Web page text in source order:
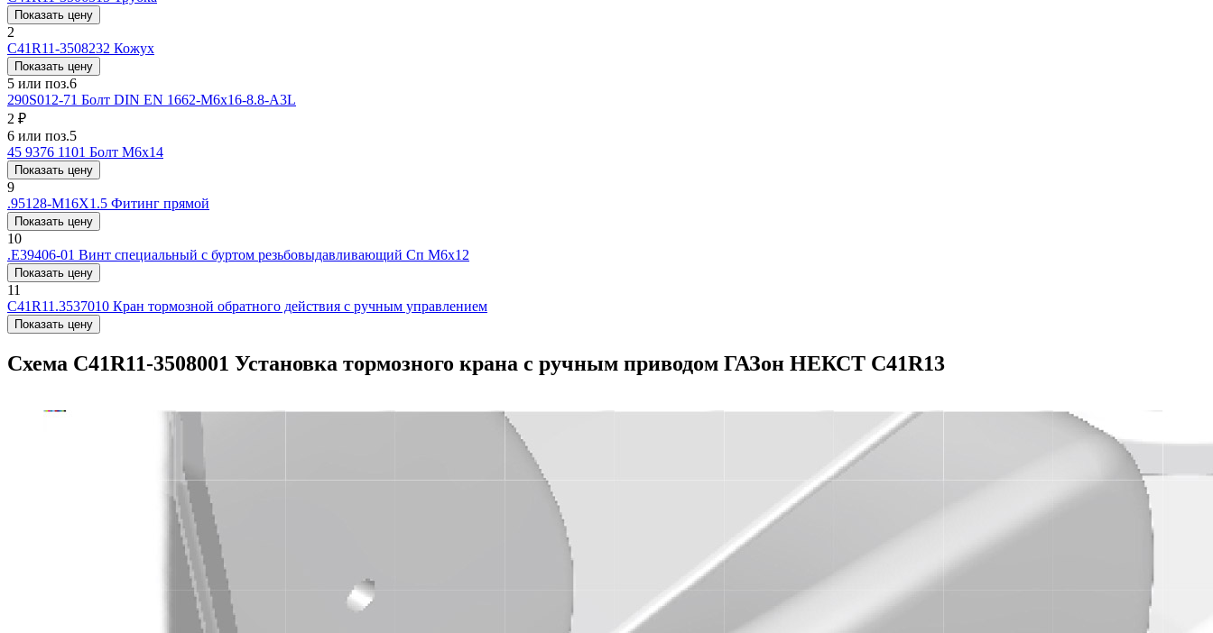
Показать цену
2
С41R11-3508232 Кожух
Показать цену
5 или поз.6
290S012-71 Болт DIN EN 1662-М6х16-8.8-A3L
2 ₽
6 или поз.5
45 9376 1101 Болт М6х14
Показать цену
9
.95128-М16Х1.5 Фитинг прямой
Показать цену
10
.Е39406-01 Винт специальный с буртом резьбовыдавливающий Сп М6х12
Показать цену
11
С41R11.3537010 Кран тормозной обратного действия c ручным управлением
Показать цену
Схема С41R11-3508001 Установка тормозного крана с ручным приводом ГАЗон НЕКСТ C41R13